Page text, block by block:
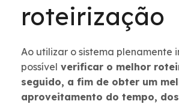
roteirização
Ao utilizar o sistema plenamente
possível verificar o melhor
seguido, a fim de obter um
aproveitamento do tempo, dos